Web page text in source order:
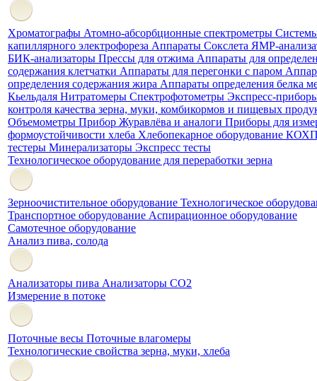
Хроматографы Атомно-абсорбционные спектрометры
капиллярного электрофореза Аппараты Сокслета ЯМР-
БИК-анализаторы Прессы для отжима Аппараты для
содержания клетчатки Аппараты для перегонки с паром
определения содержания жира Аппараты определения белка
Кьельдаля Нитратомеры Спектрофотометры Экспресс-
контроля качества зерна, муки, комбикормов и пищевых
Объемометры Прибор Журавлёва и аналоги Приборы для
формоустойчивости хлеба Хлебопекарное оборудование
тестеры Минерализаторы Экспресс тесты
Технологическое оборудование для переработки зерна
Зерноочистительное оборудование Технологическое
Транспортное оборудование Аспирационное оборудование
Самотечное оборудование
Анализ пива, солода
Анализаторы пива Анализаторы СО2
Измерение в потоке
Поточные весы Поточные влагомеры
Технологические свойства зерна, муки, хлеба